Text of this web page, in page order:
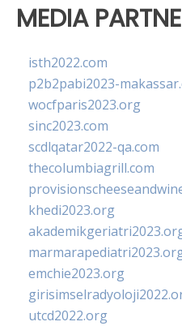
MEDIA
isth2022.com
p2b2pabi2023-
wocfparis2023.org
sinc2023.com
scdlqatar2022-qa.com
thecolumbiagrill.com
khedi2023.org
emchie2023.org
utcd2022.org